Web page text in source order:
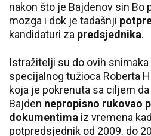
nakon što je Bajdenov sin Bo
mozga i dok je tadašnji
kandidaturi za predsjednika.
Istražitelji su do ovih
specijalnog tužioca Roberta
koja je pokrenuta sa ciljem
Bajden nepropisno rukovao
dokumentima iz vremena
potpredsjednik od 2009. do